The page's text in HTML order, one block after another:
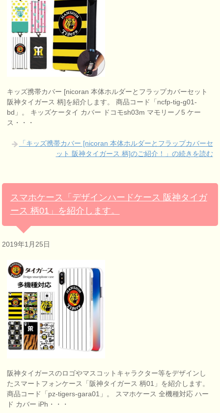
キッズ携帯カバー [nicoran 本体ホルダーとフラップカバーセット
阪神タイガース 柄]を紹介します。 商品コード「ncfp-tig-g01-
bd」。 キッズケータイ カバー ドコモsh03m マモリーノ5 ケー
ス・・・
「キッズ携帯カバー [nicoran 本体ホルダーとフラップカバーセ
ット 阪神タイガース 柄]のご紹介！」の続きを読む
スマホケース「デザインハードケース 阪神タイガ
ース 柄01」を紹介します。
2019年1月25日
阪神タイガースのロゴやマスコットキャラクター等をデザインし
たスマートフォンケース「阪神タイガース 柄01」を紹介します。
商品コード「pz-tigers-gara01」。 スマホケース 全機種対応 ハー
ド カバー iPh・・・